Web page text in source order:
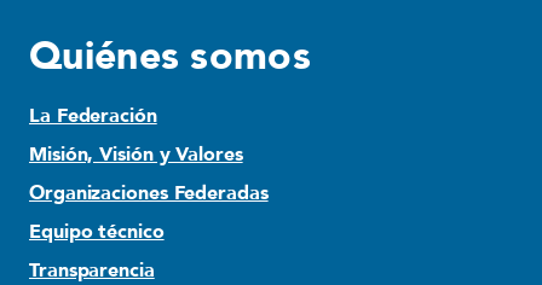
Quiénes somos
La Federación
Misión, Visión y Valores
Organizaciones Federadas
Equipo técnico
Transparencia